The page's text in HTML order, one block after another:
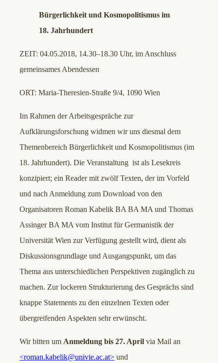
Bürgerlichkeit und Kosmopolitismus im
18. Jahrhundert
ZEIT: 04.05.2018, 14.30–18.30 Uhr, im Anschluss
gemeinsames Abendessen
ORT: Maria-Theresien-Straße 9/4, 1090 Wien
Im Rahmen der Arbeitsgespräche zur
Aufklärungsforschung widmen wir uns diesmal dem
Themenbereich Bürgerlichkeit und Kosmopolitismus (im
18. Jahrhundert). Die Veranstaltung ist als Lesekreis
konzipiert; ein Reader mit zwölf Texten, der im Vorfeld
und nach Anmeldung zum Download von den
Organisatoren Roman Kabelik BA BA MA und Thomas
Assinger BA MA vom Institut für Germanistik der
Universität Wien zur Verfügung gestellt wird, dient als
Diskussionsgrundlage und Ausgangspunkt, um das
Thema aus unterschiedlichen Perspektiven zugänglich zu
machen. Zur lockeren Strukturierung des Gesprächs sind
knappe Statements zu den einzelnen Texten oder
übergreifenden Aspekten sehr erwünscht.
Wir bitten um Anmeldung bis 27. April via Mail an
<roman.kabelik@univie.ac.at> und